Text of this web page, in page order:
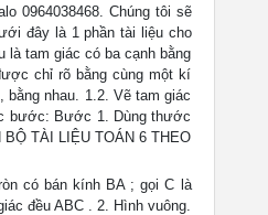
0964038468. Chúng tôi sẽ
đây là 1 phần tài liệu cho
là tam giác có ba cạnh bằng
chỉ rõ bằng cùng một kí
bằng nhau. 1.2. Vẽ tam giác
bước: Bước 1. Dùng thước
TÀI LIỆU TOÁN 6 THEO
có bán kính BA ; gọi C là
đều ABC . 2. Hình vuông.